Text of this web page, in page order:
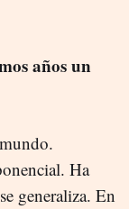
años un
Ha
generaliza. En